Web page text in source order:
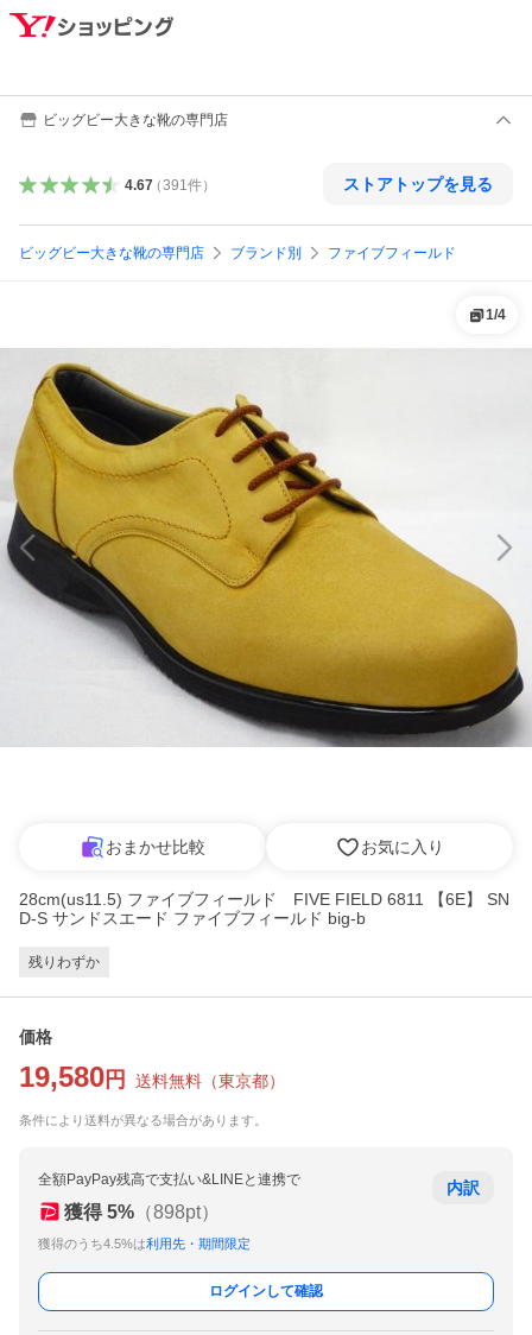
ビッグビー大きな靴の専門店
4.67（391件） ストアトップを見る
ビッグビー大きな靴の専門店 ブランド別 ファイブフィールド
1/4
おまかせ比較 お気に入り
28cm(us11.5) ファイブフィールド FIVE FIELD 6811 【6E】 SN
D-S サンドスエード ファイブフィールド big-b
残りわずか
価格
19,580 円 送料無料 （東京都）
条件により送料が異なる場合があります。
全額PayPay残高で支払い&LINEと連携で
獲得 5% （898pt）
獲得のうち4.5%は利用先・期間限定
内訳
ログインして確認